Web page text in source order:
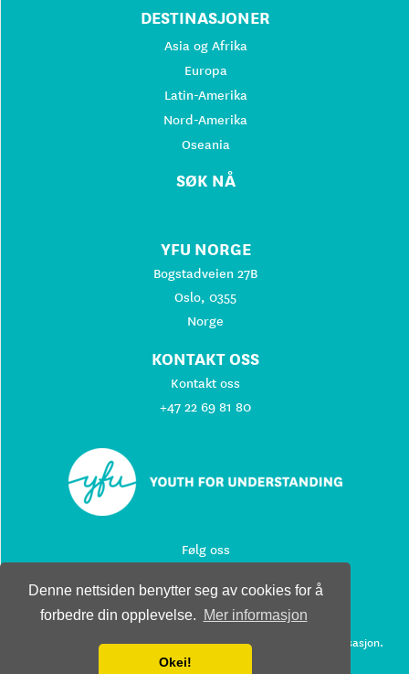
Denne nettsiden benytter seg av cookies for å
forbedre din opplevelse.
Mer informasjon
Okei!
DESTINASJONER
Asia og Afrika
Europa
Latin-Amerika
Nord-Amerika
Oseania
SØK NÅ
YFU NORGE
Bogstadveien 27B
Oslo, 0355
Norge
KONTAKT OSS
Kontakt oss
+47 22 69 81 80
Følg oss
Youth For Understanding er en ideell ikke-kommersiell organisasjon.